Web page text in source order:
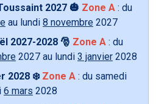
2027 🎃 Zone A : du
au lundi 8 novembre 2027
2027-2028 🎅 Zone A : du
2027 au lundi 3 janvier 2028
2028 ❄️ Zone A : du samedi
6 mars 2028